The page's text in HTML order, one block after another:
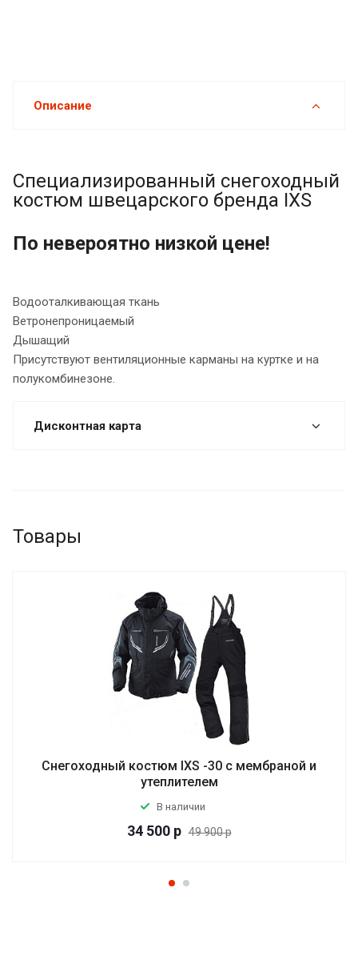
Описание
Специализированный снегоходный
костюм швецарского бренда IXS
По невероятно низкой цене!
Водооталкивающая ткань
Ветронепроницаемый
Дышащий
Присутствуют вентиляционные карманы на куртке и на
полукомбинезоне.
Дисконтная карта
Товары
Снегоходный костюм IXS -30 с мембраной и
утеплителем
В наличии
34 500 р 49 900 р